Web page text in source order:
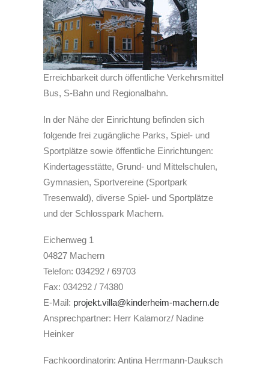
Erreichbarkeit durch öffentliche Verkehrsmittel
Bus, S-Bahn und Regionalbahn.
In der Nähe der Einrichtung befinden sich
folgende frei zugängliche Parks, Spiel- und
Sportplätze sowie öffentliche Einrichtungen:
Kindertagesstätte, Grund- und Mittelschulen,
Gymnasien, Sportvereine (Sportpark
Tresenwald), diverse Spiel- und Sportplätze
und der Schlosspark Machern.
Eichenweg 1
04827 Machern
Telefon: 034292 / 69703
Fax: 034292 / 74380
E-Mail: projekt.villa@kinderheim-machern.de
Ansprechpartner: Herr Kalamorz/ Nadine
Heinker
Fachkoordinatorin: Antina Herrmann-Dauksch